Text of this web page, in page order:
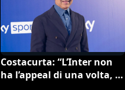
Costacurta: “L’Inter non
ha l’appeal di una volta, la